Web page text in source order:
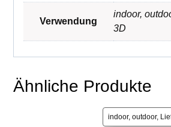
Verwendung
indoor,
3D
Ähnliche Produkte
indoor, outdoor,